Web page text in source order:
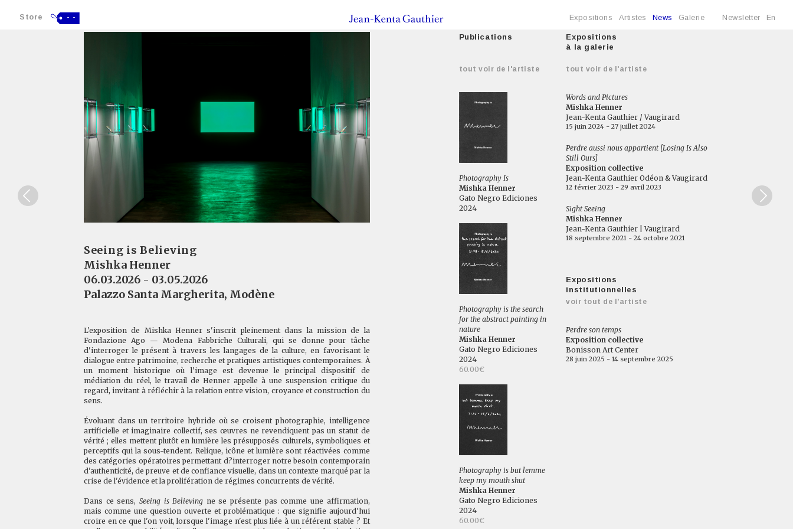
Store - - Expositions Artistes News Galerie Newsletter En
Seeing is Believing
Mishka Henner
06.03.2026 - 03.05.2026
Palazzo Santa Margherita, Modène
L'exposition de Mishka Henner s'inscrit pleinement dans la mission de la
Fondazione Ago — Modena Fabbriche Culturali, qui se donne pour tâche
d'interroger le présent à travers les langages de la culture, en favorisant le
dialogue entre patrimoine, recherche et pratiques artistiques contemporaines. À
un moment historique où l'image est devenue le principal dispositif de
médiation du réel, le travail de Henner appelle à une suspension critique du
regard, invitant à réfléchir à la relation entre vision, croyance et construction du
sens.
Évoluant dans un territoire hybride où se croisent photographie, intelligence
artificielle et imaginaire collectif, ses œuvres ne revendiquent pas un statut de
vérité ; elles mettent plutôt en lumière les présupposés culturels, symboliques et
perceptifs qui la sous-tendent. Relique, icône et lumière sont réactivées comme
des catégories opératoires permettant d?interroger notre besoin contemporain
d'authenticité, de preuve et de confiance visuelle, dans un contexte marqué par la
crise de l'évidence et la prolifération de régimes concurrents de vérité.
Dans ce sens, Seeing is Believing ne se présente pas comme une affirmation,
mais comme une question ouverte et problématique : que signifie aujourd'hui
croire en ce que l'on voit, lorsque l'image n'est plus liée à un référent stable ? Et
Publications
tout voir de l'artiste
Photography Is
Mishka Henner
Gato Negro Ediciones
2024
Photography is the search
for the abstract painting in
nature
Mishka Henner
Gato Negro Ediciones
2024
60.00€
Photography is but lemme
keep my mouth shut
Mishka Henner
Gato Negro Ediciones
2024
60.00€
Expositions
à la galerie
tout voir de l'artiste
Words and Pictures
Mishka Henner
Jean-Kenta Gauthier / Vaugirard
15 juin 2024 - 27 juillet 2024
Perdre aussi nous appartient [Losing Is Also
Still Ours]
Exposition collective
Jean-Kenta Gauthier Odéon & Vaugirard
12 février 2023 - 29 avril 2023
Sight Seeing
Mishka Henner
Jean-Kenta Gauthier | Vaugirard
18 septembre 2021 - 24 octobre 2021
Expositions
institutionnelles
voir tout de l'artiste
Perdre son temps
Exposition collective
Bonisson Art Center
28 juin 2025 - 14 septembre 2025